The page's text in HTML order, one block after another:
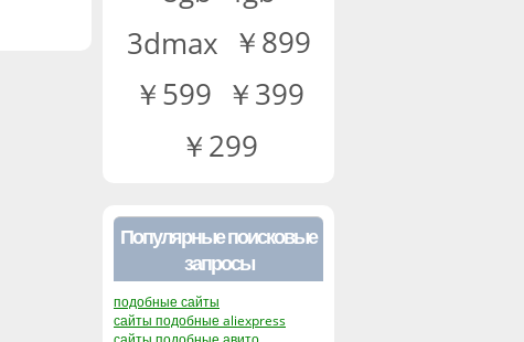
3dmax ￥899
￥599 ￥399
￥299
Популярные поисковые
запросы
подобные сайты
сайты подобные aliexpress